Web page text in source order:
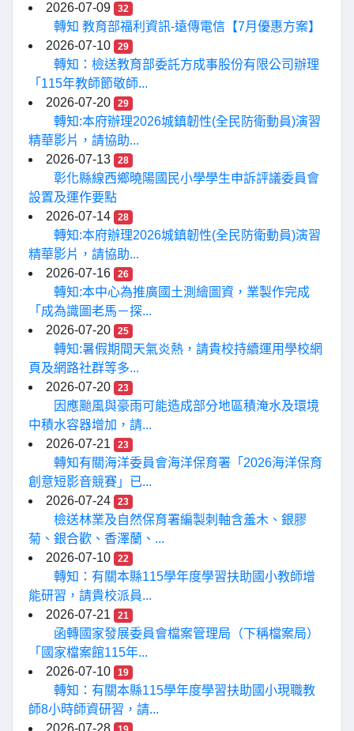
2026-07-09
32
轉知 教育部福利資訊-遠傳電信【7月優惠方案】
2026-07-10
29
轉知：檢送教育部委託方成事股份有限公司辦理
「115年教師節敬師...
2026-07-20
29
轉知:本府辦理2026城鎮韌性(全民防衛動員)演習
精華影片，請協助...
2026-07-13
28
彰化縣線西鄉曉陽國民小學學生申訴評議委員會
設置及運作要點
2026-07-14
28
轉知:本府辦理2026城鎮韌性(全民防衛動員)演習
精華影片，請協助...
2026-07-16
26
轉知:本中心為推廣國土測繪圖資，業製作完成
「成為識圖老馬－探...
2026-07-20
25
轉知:暑假期間天氣炎熱，請貴校持續運用學校網
頁及網路社群等多...
2026-07-20
23
因應颱風與豪雨可能造成部分地區積淹水及環境
中積水容器增加，請...
2026-07-21
23
轉知有關海洋委員會海洋保育署「2026海洋保育
創意短影音競賽」已...
2026-07-24
23
檢送林業及自然保育署編製刺軸含羞木、銀膠
菊、銀合歡、香澤蘭、...
2026-07-10
22
轉知：有關本縣115學年度學習扶助國小教師增
能研習，請貴校派員...
2026-07-21
21
函轉國家發展委員會檔案管理局（下稱檔案局）
「國家檔案館115年...
2026-07-10
19
轉知：有關本縣115學年度學習扶助國小現職教
師8小時師資研習，請...
2026-07-28